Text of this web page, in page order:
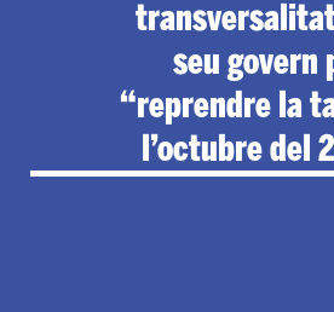
seu govern
“reprendre la
l’octubre del